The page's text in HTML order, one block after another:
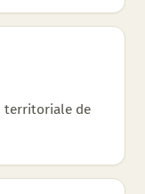
territoriale de